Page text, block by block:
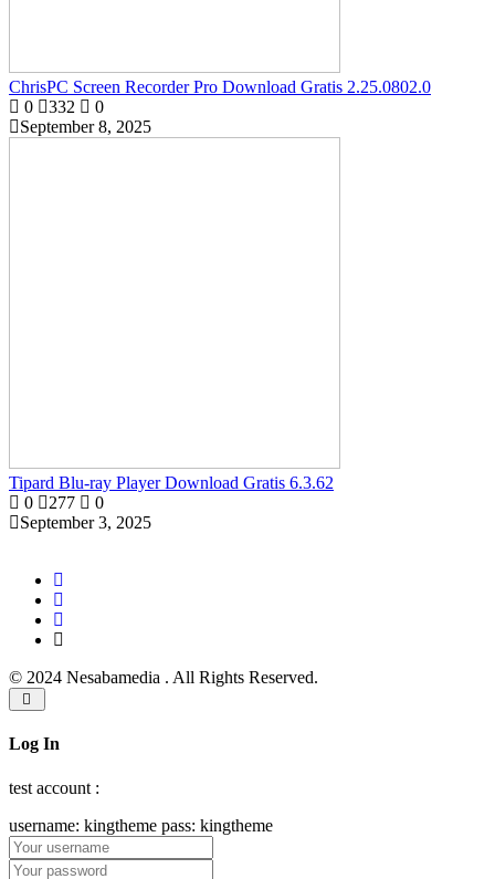
ChrisPC Screen Recorder Pro Download Gratis 2.25.0802.0
0
332
0
September 8, 2025
Tipard Blu-ray Player Download Gratis 6.3.62
0
277
0
September 3, 2025
© 2024 Nesabamedia . All Rights Reserved.
Log In
test account :
username: kingtheme pass: kingtheme